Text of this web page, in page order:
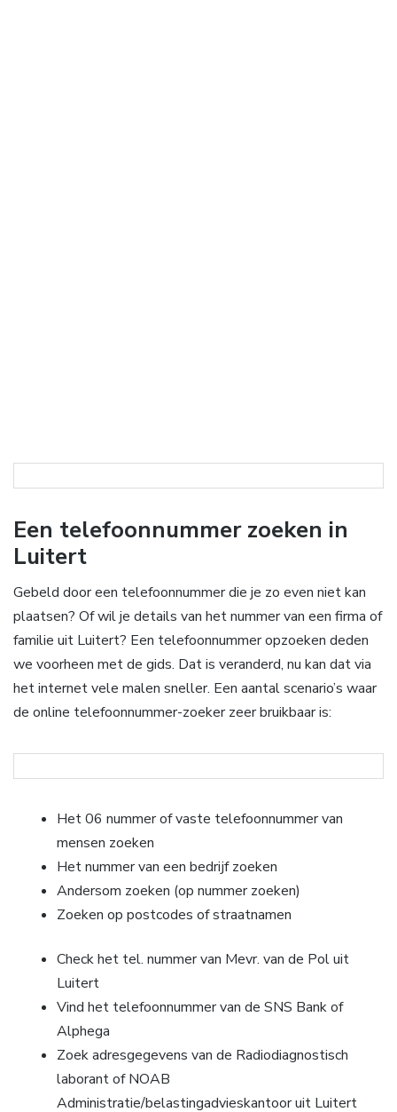
Een telefoonnummer zoeken in
Luitert
Gebeld door een telefoonnummer die je zo even niet kan
plaatsen? Of wil je details van het nummer van een firma of
familie uit Luitert? Een telefoonnummer opzoeken deden
we voorheen met de gids. Dat is veranderd, nu kan dat via
het internet vele malen sneller. Een aantal scenario’s waar
de online telefoonnummer-zoeker zeer bruikbaar is:
Het 06 nummer of vaste telefoonnummer van
mensen zoeken
Het nummer van een bedrijf zoeken
Andersom zoeken (op nummer zoeken)
Zoeken op postcodes of straatnamen
Check het tel. nummer van Mevr. van de Pol uit
Luitert
Vind het telefoonnummer van de SNS Bank of
Alphega
Zoek adresgegevens van de Radiodiagnostisch
laborant of NOAB
Administratie/belastingadvieskantoor uit Luitert